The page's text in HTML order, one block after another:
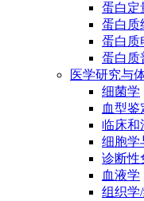
蛋白定
蛋白质
蛋白质
蛋白质
医学研究与
细菌学
血型鉴
临床和
细胞学
诊断性
血液学
组织学